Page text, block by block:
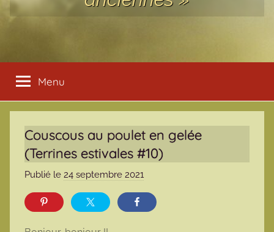
Menu
Couscous au poulet en gelée
(Terrines estivales #10)
Publié le 24 septembre 2021
a